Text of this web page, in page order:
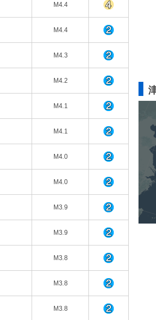
M4.4
M4.4
M4.3
M4.2
M4.1
M4.1
M4.0
M4.0
M3.9
M3.9
M3.8
M3.8
M3.8